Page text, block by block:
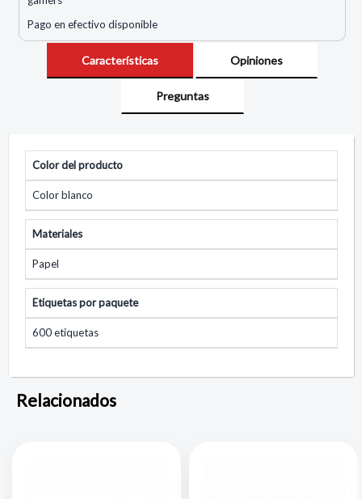
Pago en efectivo disponible
Características Opiniones
Preguntas
Color del producto
Color blanco
Materiales
Papel
Etiquetas por paquete
600 etiquetas
Relacionados